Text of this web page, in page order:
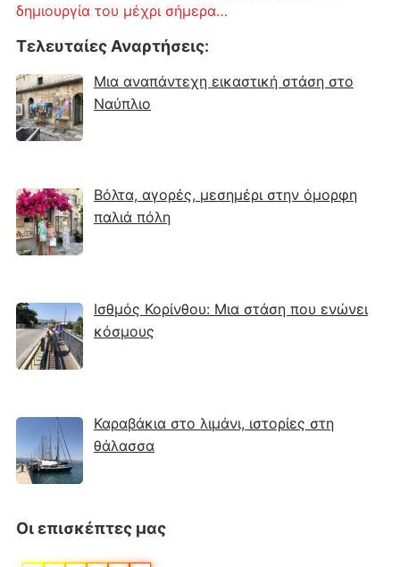
δημιουργία του μέχρι σήμερα…
Τελευταίες Αναρτήσεις:
Μια αναπάντεχη εικαστική στάση στο
Ναύπλιο
Βόλτα, αγορές, μεσημέρι στην όμορφη
παλιά πόλη
Ισθμός Κορίνθου: Μια στάση που ενώνει
κόσμους
Καραβάκια στο λιμάνι, ιστορίες στη
θάλασσα
Οι επισκέπτες μας